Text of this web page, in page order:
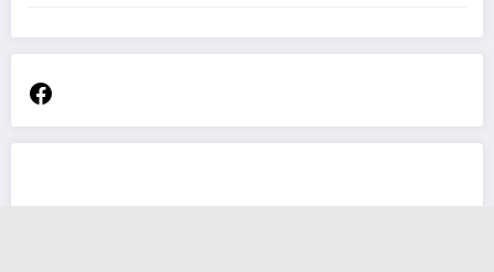
Facebook